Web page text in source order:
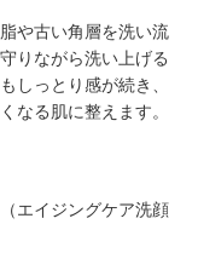
や古い角層を洗い流
りながら洗い上げる
しっとり感が続き、
なる肌に整えます。
エイジングケア洗顔